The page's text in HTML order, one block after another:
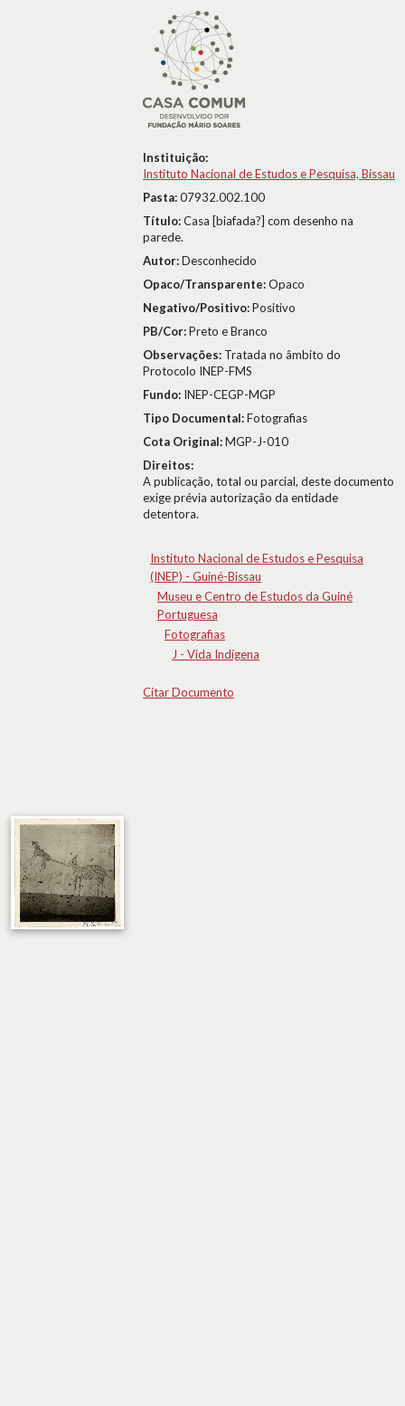
Instituição:
Instituto Nacional de Estudos e Pesquisa, Bissau
Pasta:07932.002.100
Título:Casa [biafada?] com desenho na
parede.
Autor:Desconhecido
Opaco/Transparente:Opaco
Negativo/Positivo:Positivo
PB/Cor:Preto e Branco
Observações: Tratada no âmbito do
Protocolo INEP-FMS
Fundo: INEP-CEGP-MGP
Tipo Documental:Fotografias
Cota Original:MGP-J-010
Direitos:
A publicação, total ou parcial, deste documento
exige prévia autorização da entidade
detentora.
Instituto Nacional de Estudos e Pesquisa
(INEP) - Guiné-Bissau
Museu e Centro de Estudos da Guiné
Portuguesa
Fotografias
J - Vida Indígena
Citar Documento